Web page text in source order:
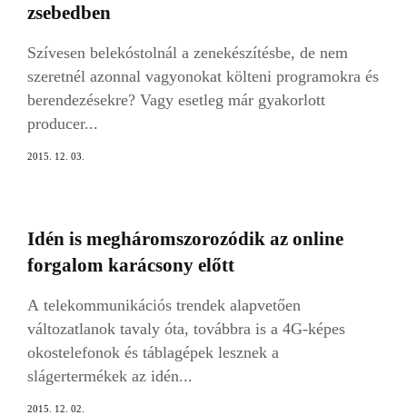
zsebedben
Szívesen belekóstolnál a zenekészítésbe, de nem
szeretnél azonnal vagyonokat költeni programokra és
berendezésekre? Vagy esetleg már gyakorlott
producer...
2015. 12. 03.
Idén is megháromszorozódik az online
forgalom karácsony előtt
A telekommunikációs trendek alapvetően
változatlanok tavaly óta, továbbra is a 4G-képes
okostelefonok és táblagépek lesznek a
slágertermékek az idén...
2015. 12. 02.